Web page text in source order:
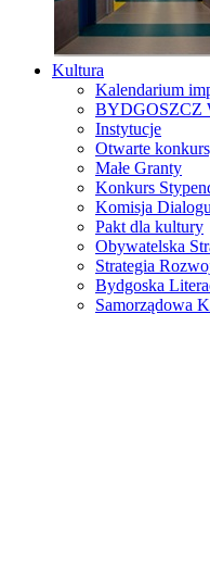
Kultura
Kalendarium
BYDGOSZCZ
Instytucje
Otwarte
Małe Granty
Konkurs
Komisja
Pakt dla kultury
Obywatelska
Strategia
Bydgoska
Samorządowa